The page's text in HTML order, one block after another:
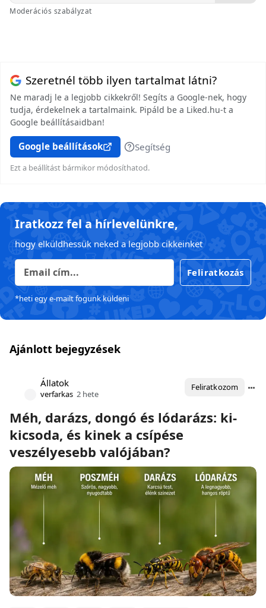
Moderációs szabályzat
Szeretnél több ilyen tartalmat látni?
Ne maradj le a legjobb cikkekről! Segíts a Google-nek, hogy
tudja, érdekelnek a tartalmaink. Pipáld be a Liked.hu-t a
Google beállításaidban!
Google beállítások Segítség
Ezt a beállítást bármikor módosíthatod.
Iratkozz fel a hírlevelünkre,
hogy elküldhessük neked a legjobb cikkeinket
Feliratkozás
*heti egy e-mailt fogunk küldeni
Ajánlott bejegyzések
Állatok
verfarkas 2 hete
Feliratkozom
Méh, darázs, dongó és lódarázs: ki-
kicsoda, és kinek a csípése
veszélyesebb valójában?